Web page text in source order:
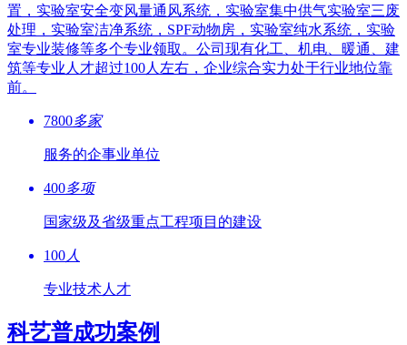
置，实验室安全变风量通风系统，实验室集中供气实验室三废
处理，实验室洁净系统，SPF动物房，实验室纯水系统，实验
室专业装修等多个专业领取。公司现有化工、机电、暖通、建
筑等专业人才超过100人左右，企业综合实力处于行业地位靠
前。
7800多家
服务的企事业单位
400多项
国家级及省级重点工程项目的建设
100 人
专业技术人才
科艺普成功案例